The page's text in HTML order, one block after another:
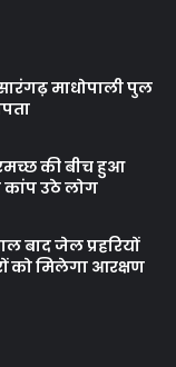
माधोपाली पुल
की बीच हुआ
कांप उठे लोग
बाद जेल प्रहरियों
को मिलेगा आरक्षण